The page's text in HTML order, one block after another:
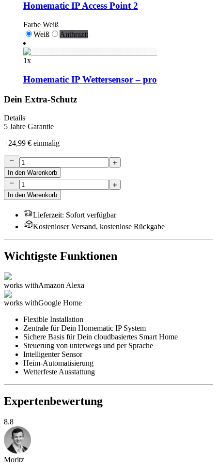
Homematic IP Access Point 2
Farbe Weiß
Weiß
Anthrazit
1x
Homematic IP Wettersensor – pro
Dein Extra-Schutz
Details
5 Jahre Garantie
+24,99 € einmalig
In den Warenkorb
In den Warenkorb
Lieferzeit: Sofort verfügbar
Kostenloser Versand, kostenlose Rückgabe
Wichtigste Funktionen
works withAmazon Alexa
works withGoogle Home
Flexible Installation
Zentrale für Dein Homematic IP System
Sichere Basis für Dein cloudbasiertes Smart Home
Steuerung von unterwegs und per Sprache
Intelligenter Sensor
Heim-Automatisierung
Wetterfeste Ausstattung
Expertenbewertung
8.8
Moritz